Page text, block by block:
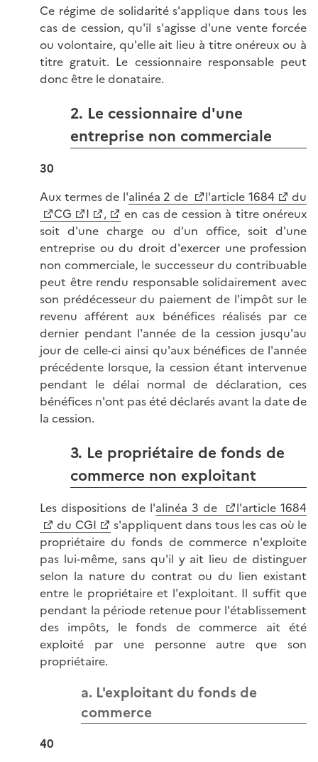
Ce régime de solidarité s'applique dans tous les
cas de cession, qu'il s'agisse d'une vente forcée
ou volontaire, qu'elle ait lieu à titre onéreux ou à
titre gratuit. Le cessionnaire responsable peut
donc être le donataire.
2. Le cessionnaire d'une
entreprise non commerciale
30
Aux termes de l'alinéa 2 de l'article 1684
du
CG
I ,
en cas de cession à titre onéreux
soit d'une charge ou d'un office, soit d'une
entreprise ou du droit d'exercer une profession
non commerciale, le successeur du contribuable
peut être rendu responsable solidairement avec
son prédécesseur du paiement de l'impôt sur le
revenu afférent aux bénéfices réalisés par ce
dernier pendant l'année de la cession jusqu'au
jour de celle-ci ainsi qu'aux bénéfices de l'année
précédente lorsque, la cession étant intervenue
pendant le délai normal de déclaration, ces
bénéfices n'ont pas été déclarés avant la date de
la cession.
3. Le propriétaire de fonds de
commerce non exploitant
Les dispositions de l'alinéa 3 de
l'article 1684
du CGI
s'appliquent dans tous les cas où le
propriétaire du fonds de commerce n'exploite
pas lui-même, sans qu'il y ait lieu de distinguer
selon la nature du contrat ou du lien existant
entre le propriétaire et l'exploitant. Il suffit que
pendant la période retenue pour l'établissement
des impôts, le fonds de commerce ait été
exploité par une personne autre que son
propriétaire.
a. L'exploitant du fonds de
commerce
40